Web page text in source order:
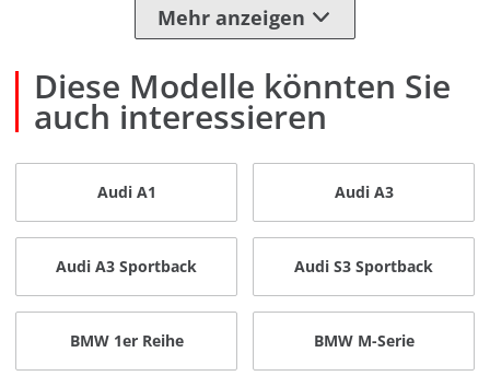
Mehr anzeigen
Diese Modelle könnten Sie
auch interessieren
Audi A1 Audi A3
Audi A3 Sportback Audi S3 Sportback
BMW 1er Reihe BMW M-Serie